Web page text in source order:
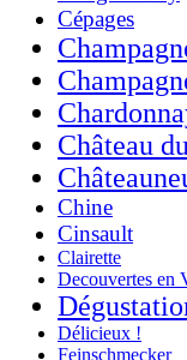
Cépages
Château
Chine
Cinsault
Clairette
Decouvertes en
Délicieux !
Feinschmecker